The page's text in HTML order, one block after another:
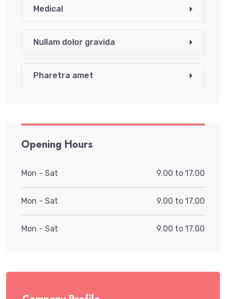
Medical
Nullam dolor gravida
Pharetra amet
Opening Hours
Mon - Sat 9.00 to 17.00
Mon - Sat 9.00 to 17.00
Mon - Sat 9.00 to 17.00